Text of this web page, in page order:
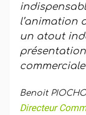
l’animation
un atout
Benoit
Directeur